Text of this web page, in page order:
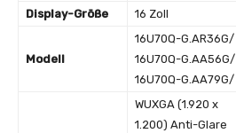
Display-Größe
16 Zoll
Modell
16U70Q-G.AR36G/
16U70Q-G.AA56G/
16U70Q-G.AA79G/
WUXGA (1.920 x
1.200) Anti-Glare